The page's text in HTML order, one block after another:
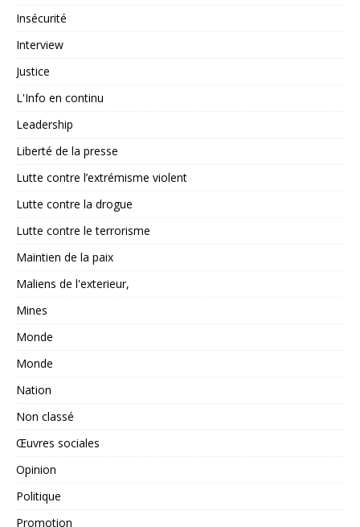
Insécurité
Interview
Justice
L'Info en continu
Leadership
Liberté de la presse
Lutte contre l’extrémisme violent
Lutte contre la drogue
Lutte contre le terrorisme
Maintien de la paix
Maliens de l'exterieur,
Mines
Monde
Monde
Nation
Non classé
Œuvres sociales
Opinion
Politique
Promotion